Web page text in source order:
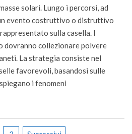
solari. Lungo i percorsi, ad
evento costruttivo o distruttivo
sulla casella. I
dovranno collezionare polvere
La strategia consiste nel
favorevoli, basandosi sulle
i fenomeni